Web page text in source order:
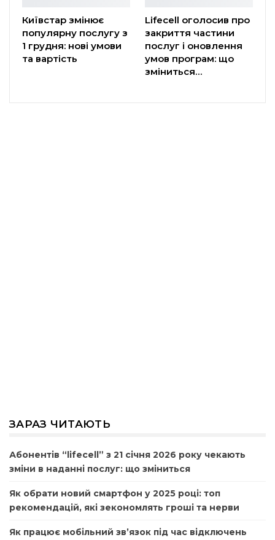
Київстар змінює
популярну послугу з
1 грудня: нові умови
та вартість
Lifecell оголосив про
закриття частини
послуг і оновлення
умов програм: що
зміниться…
ЗАРАЗ ЧИТАЮТЬ
Абонентів “lifecell” з 21 січня 2026 року чекають
зміни в наданні послуг: що зміниться
Як обрати новий смартфон у 2025 році: топ
рекомендацій, які зекономлять гроші та нерви
Як працює мобільний зв’язок під час відключень